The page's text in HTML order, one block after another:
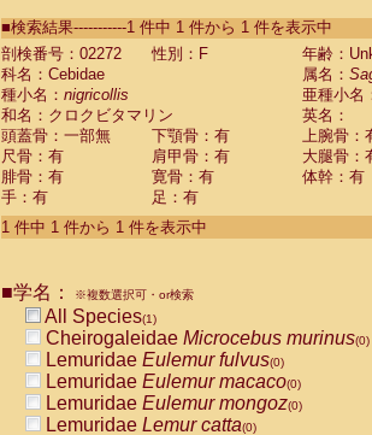
CebidaeSaguinus labiatus(0)
Cebidae Saguinus leucopus (0)
Cebidae
CebidaeSaguinus mystax
CebidaeSaguinus nigricollis (1)
Cebidae Saguinus oedipus
Cebidae Saguinus weddelli
Cebidae Saguinusspp.
Cebidae Aotus trivirgatus
Cebidae Cebus albifrons
CebidaeCebus nigrivittatus
CebidaeCebus
CebidaeSaimiri boliviensis(0)
CebidaeSaimiri sciureus(0)
AtelidaeAlouatta caraya(0)
AtelidaeAlouatta fusca(0)
AtelidaeAlouatta seniculus
■検索結果-----------1 件中 1 件から 1 件を表示中
剖検番号：02272
性別：F
年齢：
科名：Cebidae
属名：
種小名： nigricollis
亜種小名
和名：クロクビタマリン
英名：
頭蓋骨：一部無
下顎骨：有
上腕骨：
尺骨：有
肩甲骨：有
大腿骨：
腓骨：有
寛骨：有
体幹：有
手：有
足：有
1 件中 1 件から 1 件を表示中
■学名： ※複数選択可・or検索
All Species(1)
Cheirogaleidae Microcebus murinus(0)
Lemuridae Eulemur fulvus(0)
Lemuridae Eulemur macaco(0)
Lemuridae Eulemur mongoz(0)
Lemuridae Lemur catta(0)